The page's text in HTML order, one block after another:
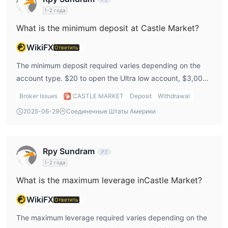
Депозит и вывод средств
Castle Market принимает дебетовые/кредитные карты
через платформы Stripe и Payscout. Он также принимает
криптовалютучерез платформу Coinbase.
1-2 года
What is the minimum deposit at Castle Market?
WikiFXОтветить
The minimum deposit required varies depending on the
account type. $20 to open the Ultra low account, $3,000
to open the Standard account, and $5,000 to open the
Broker Issues CASTLE MARKET Deposit
Withdrawal
2025-06-29
Соединенные Штаты Америки
Rpy Sundram
1-2 года
What is the maximum leverage inCastle Market?
WikiFXОтветить
The maximum leverage required varies depending on the